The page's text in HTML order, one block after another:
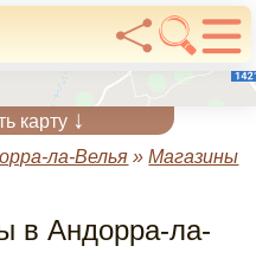
карту ↓
ла-Велья »Магазины
в Андорра-ла-